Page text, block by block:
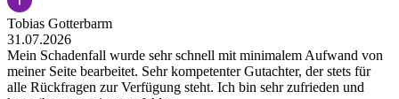
Tobias Gotterbarm
31.07.2026
Mein Schadenfall wurde sehr schnell mit minimalem Aufwand von
meiner Seite bearbeitet. Sehr kompetenter Gutachter, der stets für
alle Rückfragen zur Verfügung steht. Ich bin sehr zufrieden und